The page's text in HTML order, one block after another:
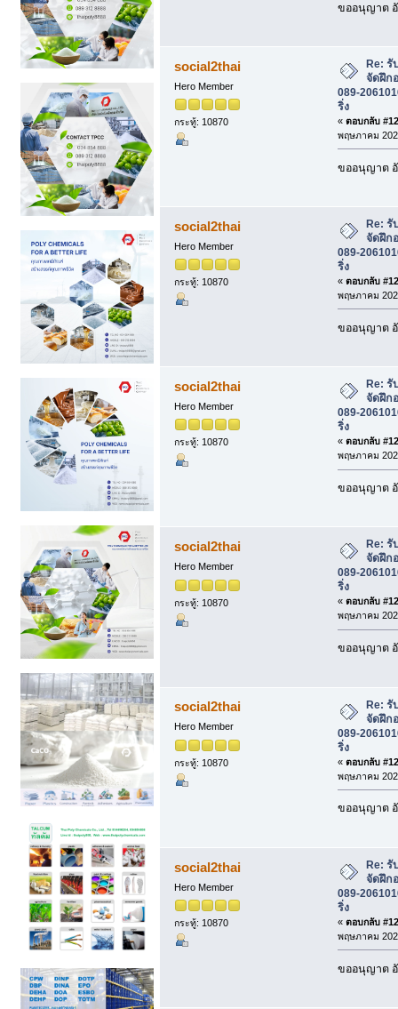
ขออนุญาต
social2thai
Hero Member
กระทู้: 10870
Re: รั
จัดฝึก
089-
ริ่ง
« ตอบกลับ
พฤษภาคม
ขออนุญาต
social2thai
Hero Member
กระทู้: 10870
Re: รั
จัดฝึก
089-
ริ่ง
« ตอบกลับ
พฤษภาคม
ขออนุญาต
social2thai
Hero Member
กระทู้: 10870
Re: รั
จัดฝึก
089-
ริ่ง
« ตอบกลับ
พฤษภาคม
ขออนุญาต
social2thai
Hero Member
กระทู้: 10870
Re: รั
จัดฝึก
089-
ริ่ง
« ตอบกลับ
พฤษภาคม
ขออนุญาต
social2thai
Hero Member
กระทู้: 10870
Re: รั
จัดฝึก
089-
ริ่ง
« ตอบกลับ
พฤษภาคม
ขออนุญาต
social2thai
Hero Member
กระทู้: 10870
Re: รั
จัดฝึก
089-
ริ่ง
« ตอบกลับ
พฤษภาคม
ขออนุญาต